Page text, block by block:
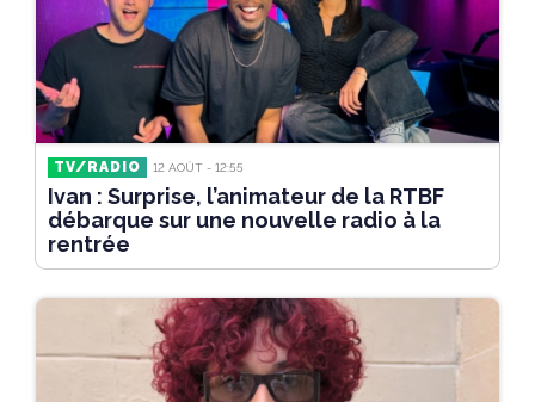
TV/RADIO 12 AOÛT - 12:55
Ivan : Surprise, l’animateur de la RTBF
débarque sur une nouvelle radio à la
rentrée